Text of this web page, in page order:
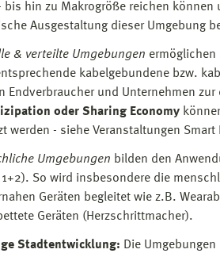
bis hin zu Makrogröße reichen
Ausgestaltung dieser Umgebung
& verteilte Umgebungen ermöglichen
kabelgebundene bzw.
Endverbraucher und Unternehmen
oder Sharing Economy
werden - siehe Veranstaltungen
Umgebungen bilden den
1+2). So wird insbesondere die
Geräten begleitet wie z.B.
Geräten (Herzschrittmacher).
Stadtentwicklung: Die